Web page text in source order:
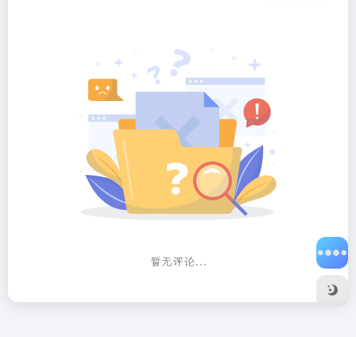
暂无评论...